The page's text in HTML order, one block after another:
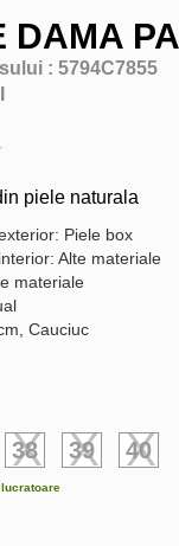
DAMA
: 5794C7855
piele naturala
Piele box
Alte materiale
materiale
Cauciuc
38 39 40